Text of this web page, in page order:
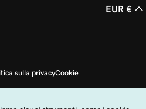
EUR €
sulla privacyCookie